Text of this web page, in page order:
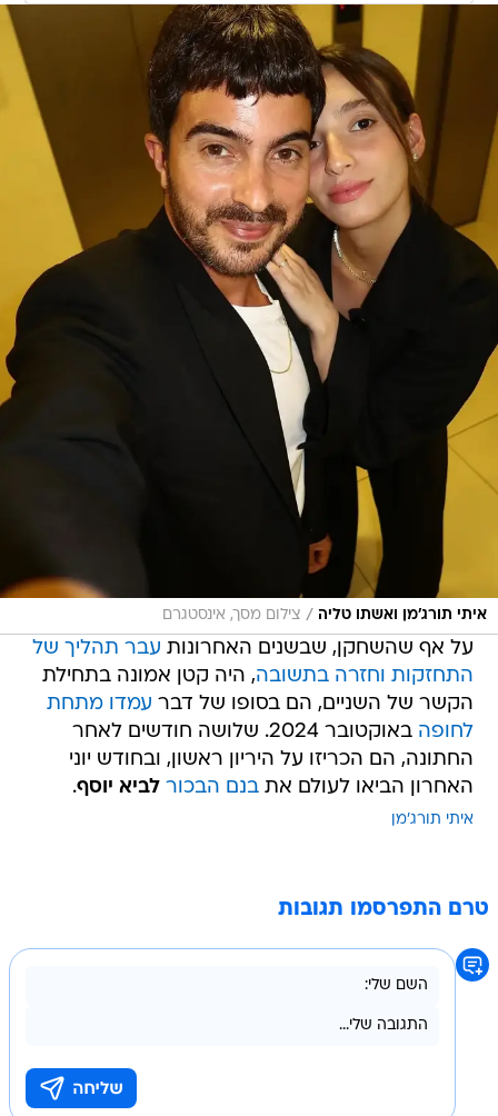
איתי תורג'מן ואשתו טליה / צילום מסך, אינסטגרם
על אף שהשחקן, שבשנים האחרונות עבר תהליך של
התחזקות וחזרה בתשובה, היה קטן אמונה בתחילת
הקשר של השניים, הם בסופו של דבר עמדו מתחת
לחופה
באוקטובר 2024. שלושה חודשים לאחר
החתונה, הם הכריזו על היריון ראשון, ובחודש יוני
האחרון הביאו לעולם אתבנם הבכור לביא יוסף.
איתי תורג'מן
טרם התפרסמו תגובות